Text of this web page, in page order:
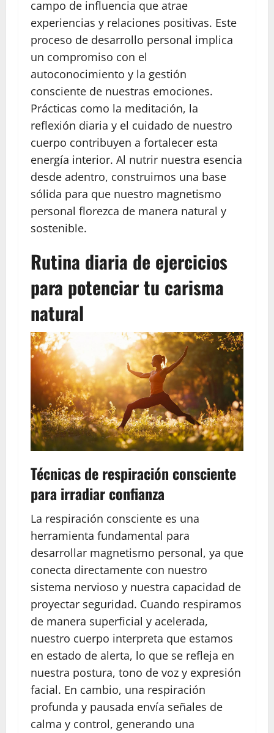
campo de influencia que atrae
experiencias y relaciones positivas. Este
proceso de desarrollo personal implica
un compromiso con el
autoconocimiento y la gestión
consciente de nuestras emociones.
Prácticas como la meditación, la
reflexión diaria y el cuidado de nuestro
cuerpo contribuyen a fortalecer esta
energía interior. Al nutrir nuestra esencia
desde adentro, construimos una base
sólida para que nuestro magnetismo
personal florezca de manera natural y
sostenible.
Rutina diaria de ejercicios
para potenciar tu carisma
natural
Técnicas de respiración consciente
para irradiar confianza
La respiración consciente es una
herramienta fundamental para
desarrollar magnetismo personal, ya que
conecta directamente con nuestro
sistema nervioso y nuestra capacidad de
proyectar seguridad. Cuando respiramos
de manera superficial y acelerada,
nuestro cuerpo interpreta que estamos
en estado de alerta, lo que se refleja en
nuestra postura, tono de voz y expresión
facial. En cambio, una respiración
profunda y pausada envía señales de
calma y control, generando una